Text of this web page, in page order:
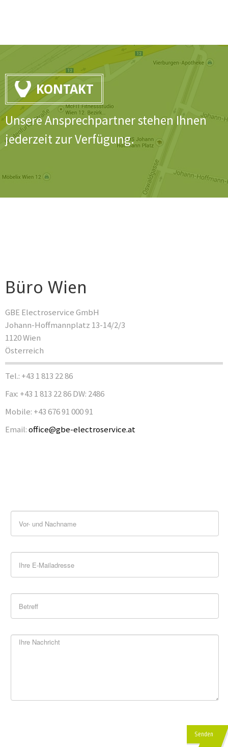
KONTAKT
Unsere Ansprechpartner stehen Ihnen
jederzeit zur Verfügung.
Büro Wien
GBE Electroservice GmbH
Johann-Hoffmannplatz 13-14/2/3
1120 Wien
Österreich
Tel.: +43 1 813 22 86
Fax: +43 1 813 22 86 DW: 2486
Mobile: +43 676 91 000 91
Email:office@gbe-electroservice.at
Senden